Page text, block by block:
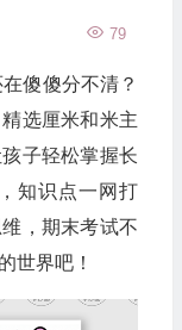
79
傻傻分不清？
选厘米和米主
子轻松掌握长
知识点一网打
，期末考试不
世界吧！